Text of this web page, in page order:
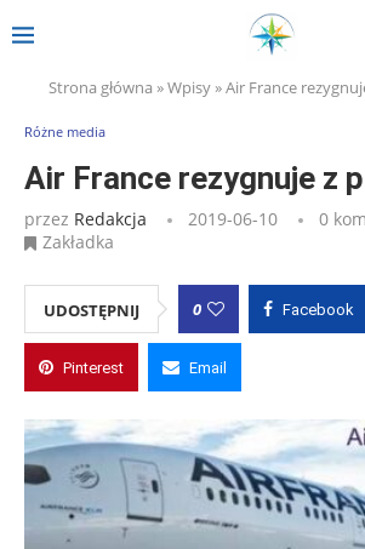
Strona główna »Wpisy»Air France
Różne media
Air France rezygnuje z
przez Redakcja 2019-06-10
0
Zakładka
UDOSTĘPNIJ 0 Facebook
Pinterest Email